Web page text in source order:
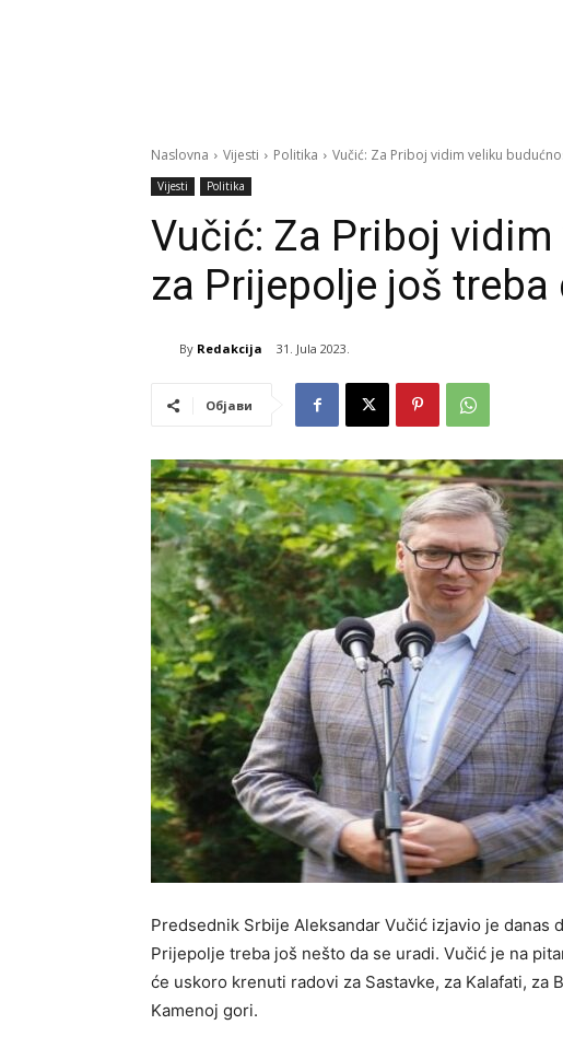
Naslovna Vijesti Politika Vučić: Za Priboj vidim veliku
Vijesti Politika
Vučić: Za Priboj
za Prijepolje još treba
By Redakcija 31. Jula 2023.
Објави
Predsednik Srbije Aleksandar Vučić izjavio je danas
Prijepolje treba još nešto da se uradi. Vučić je na
će uskoro krenuti radovi za Sastavke, za Kalafati, za
Kamenoj gori.